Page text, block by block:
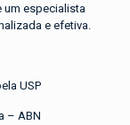
um especialista
e efetiva.
USP
– ABN